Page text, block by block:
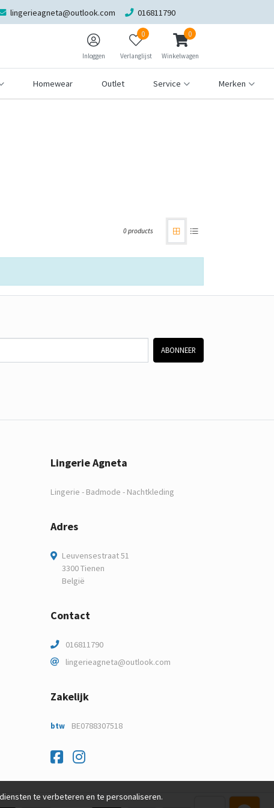
lingerieagneta@outlook.com 016811790
Inloggen
0
Verlanglijst
0
Winkelwagen
Homewear Outlet Service Merken
0 products
ABONNEER
Lingerie Agneta
Lingerie - Badmode - Nachtkleding
Adres
Leuvensestraat 51
3300 Tienen
België
Contact
016811790
lingerieagneta@outlook.com
Zakelijk
btw BE0788307518
Facebook
Instagram
te verbeteren en te personaliseren.